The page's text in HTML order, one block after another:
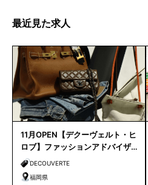
最近見た求人
11月OPEN【デクーヴェルト・ヒ
ロブ】ファッションアドバイザ
ー｜天神店
DECOUVERTE
福岡県